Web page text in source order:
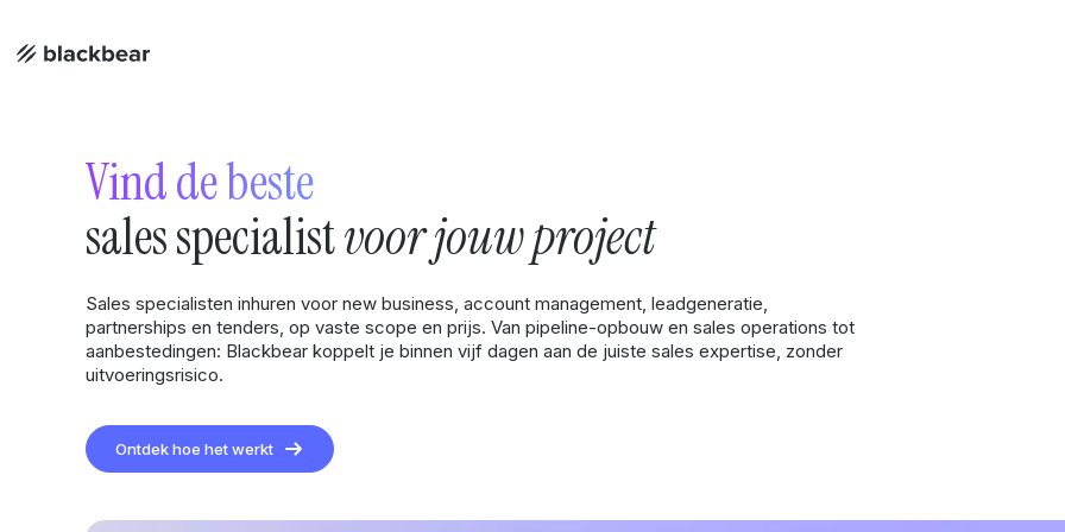
Vind de beste
sales specialistvoor jouw project
Sales specialisten inhuren voor new business, account management, leadgeneratie,
partnerships en tenders, op vaste scope en prijs. Van pipeline-opbouw en sales operations tot
aanbestedingen: Blackbear koppelt je binnen vijf dagen aan de juiste sales expertise, zonder
uitvoeringsrisico.
Ontdek hoe het werkt